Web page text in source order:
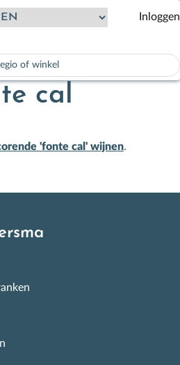
aanvullen beschikbaar zijn,
Inloggen
cal
'fonte cal' wijnen.